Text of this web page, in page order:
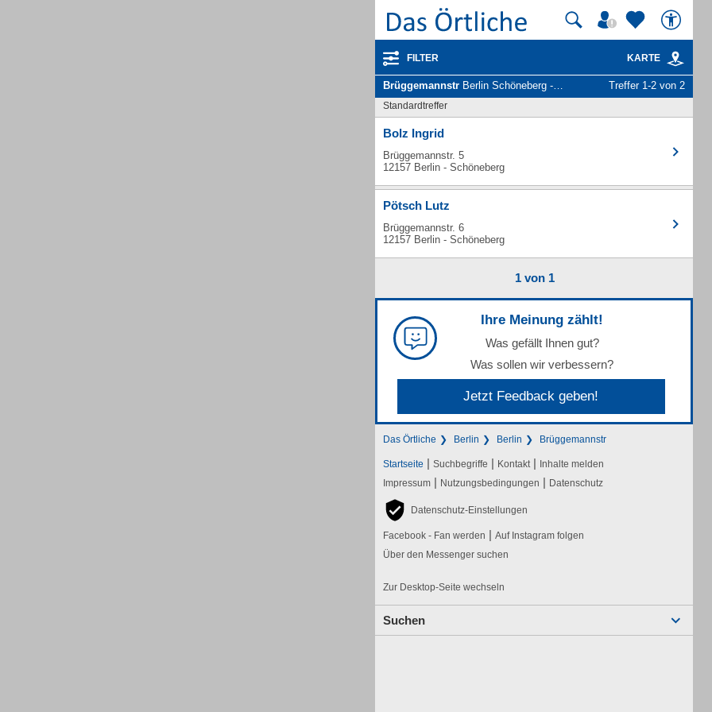
FILTER KARTE
Brüggemannstr Berlin Schöneberg - Unternehmen und Personen Treffer 1-2 von 2
Standardtreffer
Bolz Ingrid
Brüggemannstr. 5
12157 Berlin - Schöneberg
Pötsch Lutz
Brüggemannstr. 6
12157 Berlin - Schöneberg
1 von 1
Ihre Meinung zählt!
Was gefällt Ihnen gut?
Was sollen wir verbessern?
Jetzt Feedback geben!
Das Örtliche Berlin Berlin Brüggemannstr
Startseite | Suchbegriffe | Kontakt | Inhalte melden
Impressum | Nutzungsbedingungen | Datenschutz
Datenschutz-Einstellungen
Facebook - Fan werden | Auf Instagram folgen
Über den Messenger suchen
Zur Desktop-Seite wechseln
Suchen